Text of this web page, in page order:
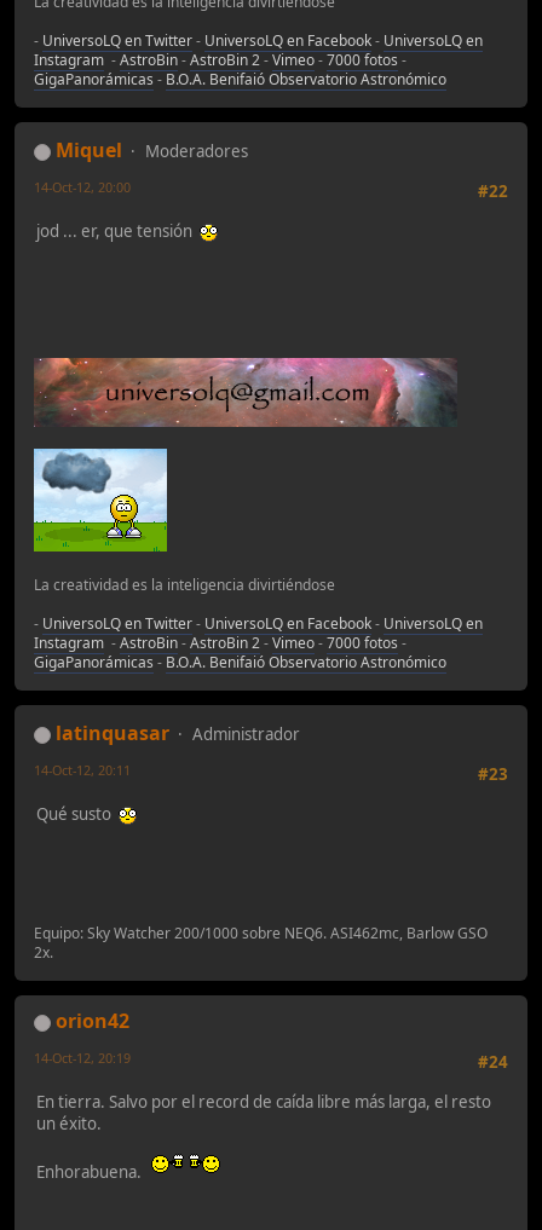
- UniversoLQ en Twitter- UniversoLQ en Facebook- UniversoLQ en
Instagram -AstroBin-AstroBin 2-Vimeo-7000 fotos -
GigaPanorámicas - B.O.A. Benifaió Observatorio Astronómico
Miquel
Moderadores
#22
14-Oct-12, 20:00
jod ... er, que tensión
La creatividad es la inteligencia divirtiéndose
- UniversoLQ en Twitter- UniversoLQ en Facebook- UniversoLQ en
Instagram -AstroBin-AstroBin 2-Vimeo-7000 fotos -
GigaPanorámicas - B.O.A. Benifaió Observatorio Astronómico
latinquasar
Administrador
#23
14-Oct-12, 20:11
Qué susto
Equipo: Sky Watcher 200/1000 sobre NEQ6. ASI462mc, Barlow GSO
2x.
orion42
#24
14-Oct-12, 20:19
En tierra. Salvo por el record de caída libre más larga, el resto
un éxito.
Enhorabuena.